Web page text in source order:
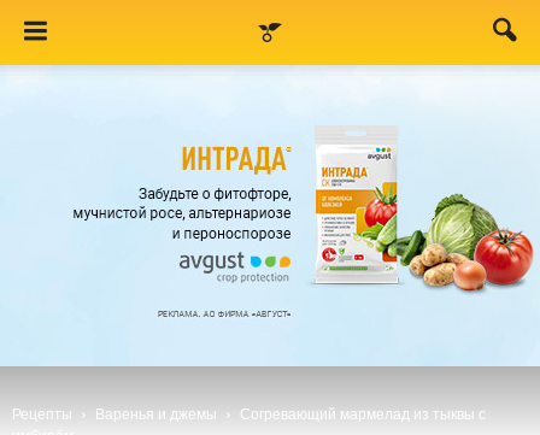
Рецепты Варенья и джемы
Согревающий мармелад из тыквы с